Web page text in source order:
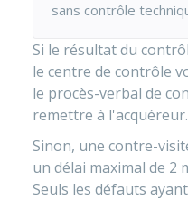
sans contrôle
Si le résultat du
le centre de contrôle
le procès-verbal de
remettre à l'acquéreur.
Sinon, une contre-
un délai maximal de 2
Seuls les défauts